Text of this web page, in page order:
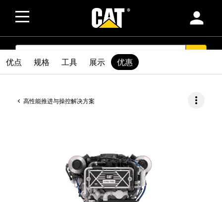
person
SEARCH
高性能推进与操控解决方案 more_vert
优点 规格 工具 展示 优惠